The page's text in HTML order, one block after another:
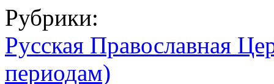
Рубрики:
Русская Православная
периодам)